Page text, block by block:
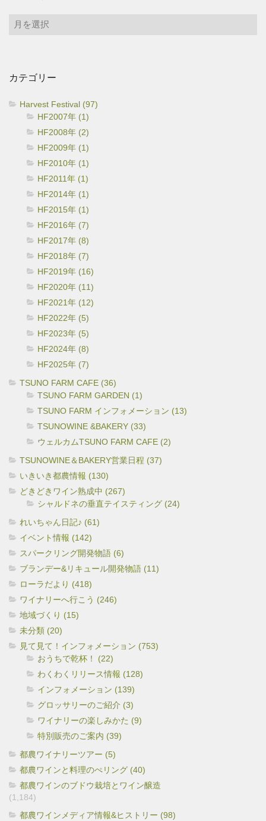
ア
ブ
カテゴリー
Harvest Festival (97)
HF2007年 (1)
HF2008年 (2)
HF2009年 (1)
HF2010年 (1)
HF2011年 (1)
HF2014年 (1)
HF2015年 (1)
HF2016年 (7)
HF2017年 (8)
HF2018年 (7)
HF2019年 (16)
HF2020年 (11)
HF2021年 (12)
HF2022年 (5)
HF2023年 (5)
HF2024年 (8)
HF2025年 (7)
TSUNO FARM CAFE (36)
TSUNO FARM GARDEN (1)
TSUNO FARM インフォメーション (13)
TSUNOWINE &BAKERY (33)
ウェルカムTSUNO FARM CAFE (2)
TSUNOWINE＆BAKERY営業日程 (37)
いきいき都農情報 (130)
どきどきワイン熟成中 (267)
シャルドネの垂直テイスティング (24)
れいちゃん日記♪ (61)
イベント情報 (142)
スパークリング開発物語 (6)
ブランデー&リキュール開発物語 (11)
ローラだより (418)
ワイナリーへ行こう (246)
地域づくり (15)
未分類 (20)
見て見て！インフォメーション (753)
おうちで乾杯！ (22)
わくわくリリース情報 (128)
インフォメーション (139)
グロッサリーのご紹介 (3)
ワイナリーの楽しみかた (9)
特別販売のご案内 (39)
都農ワイナリーツアー (5)
都農ワインと料理のぺリング (40)
都農ワインのブドウ栽培とワイン醸造
(1,184)
都農ワインメディア情報&ヒストリー (98)